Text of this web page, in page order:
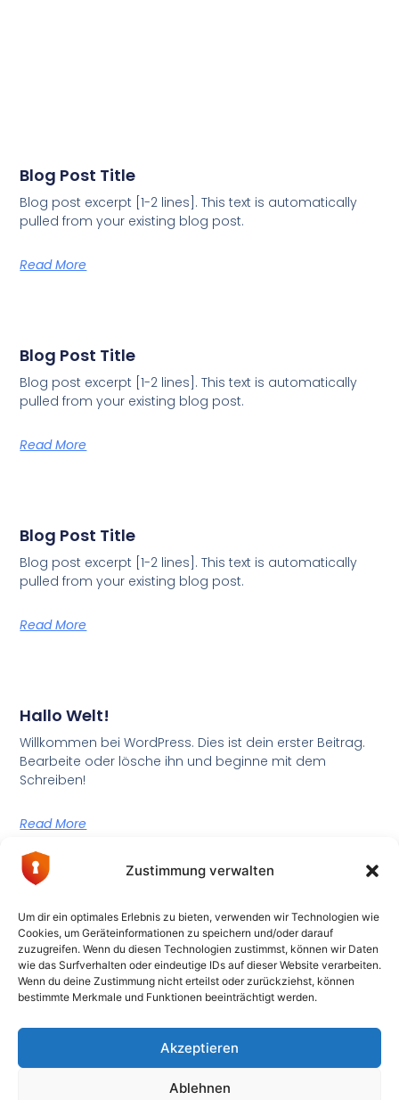
Zustimmung verwalten
Um dir ein optimales Erlebnis zu bieten, verwenden wir Technologien wie
Cookies, um Geräteinformationen zu speichern und/oder darauf
zuzugreifen. Wenn du diesen Technologien zustimmst, können wir Daten
wie das Surfverhalten oder eindeutige IDs auf dieser Website verarbeiten.
Wenn du deine Zustimmung nicht erteilst oder zurückziehst, können
bestimmte Merkmale und Funktionen beeinträchtigt werden.
Akzeptieren
Ablehnen
Blog Post Title
Blog post excerpt [1-2 lines]. This text is automatically
pulled from your existing blog post.
Read More
Blog Post Title
Blog post excerpt [1-2 lines]. This text is automatically
pulled from your existing blog post.
Read More
Blog Post Title
Blog post excerpt [1-2 lines]. This text is automatically
pulled from your existing blog post.
Read More
Hallo Welt!
Willkommen bei WordPress. Dies ist dein erster Beitrag.
Bearbeite oder lösche ihn und beginne mit dem
Schreiben!
Read More
Ihr zuverlässiger
und kompetenter
IT Partner für kleine
und
Impressum
9
69226 Nußloch
info@bit-
cons.de
06224 582900-